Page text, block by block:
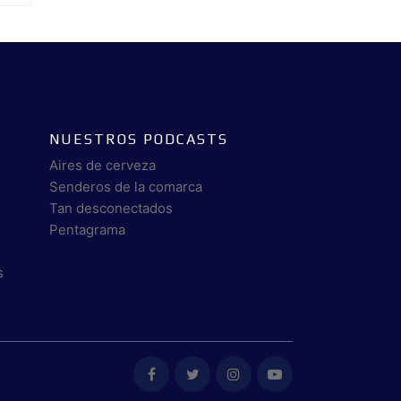
NUESTROS PODCASTS
Aires de cerveza
Senderos de la comarca
Tan desconectados
Pentagrama